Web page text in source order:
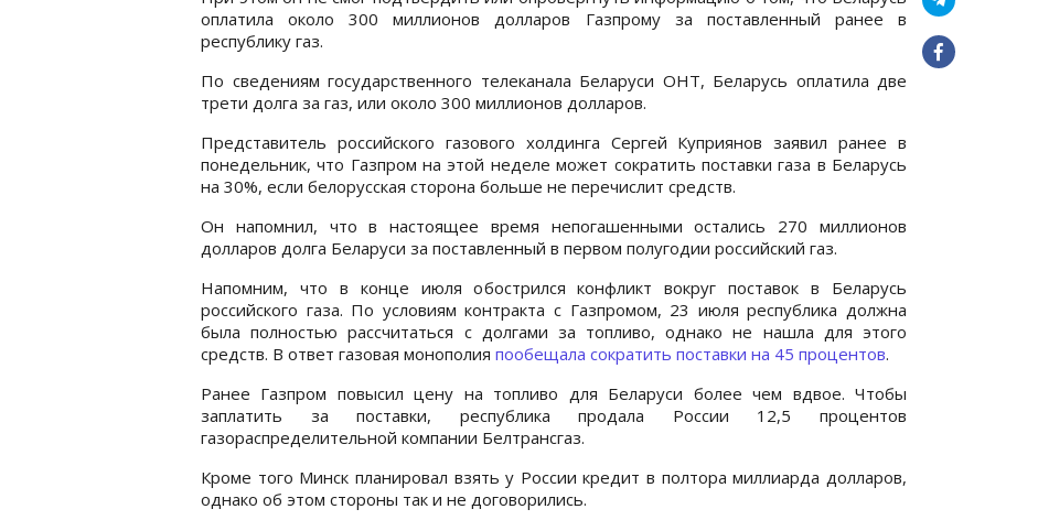
оплатила около 300 миллионов долларов Газпрому за поставленный ранее в
республику газ.
По сведениям государственного телеканала Беларуси ОНТ, Беларусь оплатила две
трети долга за газ, или около 300 миллионов долларов.
Представитель российского газового холдинга Сергей Куприянов заявил ранее в
понедельник, что Газпром на этой неделе может сократить поставки газа в Беларусь
на 30%, если белорусская сторона больше не перечислит средств.
Он напомнил, что в настоящее время непогашенными остались 270 миллионов
долларов долга Беларуси за поставленный в первом полугодии российский газ.
Напомним, что в конце июля обострился конфликт вокруг поставок в Беларусь
российского газа. По условиям контракта с Газпромом, 23 июля республика должна
была полностью рассчитаться с долгами за топливо, однако не нашла для этого
средств. В ответ газовая монополия пообещала сократить поставки на 45 процентов.
Ранее Газпром повысил цену на топливо для Беларуси более чем вдвое. Чтобы
заплатить за поставки, республика продала России 12,5 процентов
газораспределительной компании Белтрансгаз.
Кроме того Минск планировал взять у России кредит в полтора миллиарда долларов,
однако об этом стороны так и не договорились.